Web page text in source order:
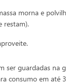
morna e
restam).
ser guardadas na
consumo em até